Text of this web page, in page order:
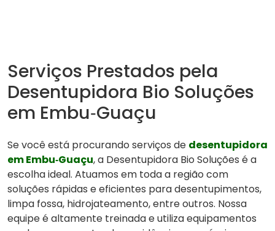
Serviços Prestados pela
Desentupidora Bio Soluções
em Embu‑Guaçu
Se você está procurando serviços de desentupidora
em Embu‑Guaçu, a Desentupidora Bio Soluções é a
escolha ideal. Atuamos em toda a região com
soluções rápidas e eficientes para desentupimentos,
limpa fossa, hidrojateamento, entre outros. Nossa
equipe é altamente treinada e utiliza equipamentos